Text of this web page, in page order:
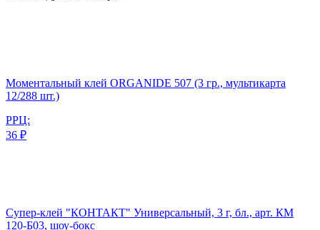
Моментальный клей ORGANIDE 507 (3 гр., мультикарта
12/288 шт.)
РРЦ:
36 ₽
Супер-клей "КОНТАКТ" Универсальный, 3 г, бл., арт. КМ
120-Б03, шоу-бокс